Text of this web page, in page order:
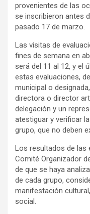
provenientes de las
se inscribieron antes
pasado 17 de marzo.
Las visitas de
fines de semana en
será del 11 al 12, y el
estas evaluaciones,
municipal o
directora o director
delegación y un
atestiguar y verificar
grupo, que no deben
Los resultados de las
Comité Organizador
de que se haya
de cada grupo,
manifestación
social.